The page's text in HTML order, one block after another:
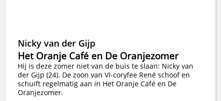
Nicky van der Gijp
Het Oranje Café en De Oranjezomer
Hij is deze zomer niet van de buis te slaan: Nicky van
der Gijp (24). De zoon van VI-coryfee René schoof en
schuift regelmatig aan in Het Oranje Café en De
Oranjezomer.